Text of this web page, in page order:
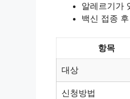
알레르기가
백신 접종
항목
대상
신청방법